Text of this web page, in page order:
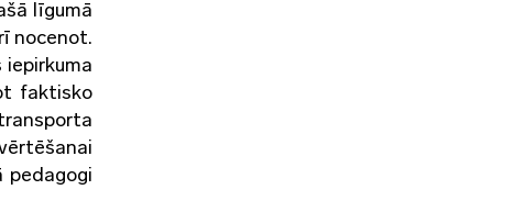
līgumā
nocenot.
faktisko